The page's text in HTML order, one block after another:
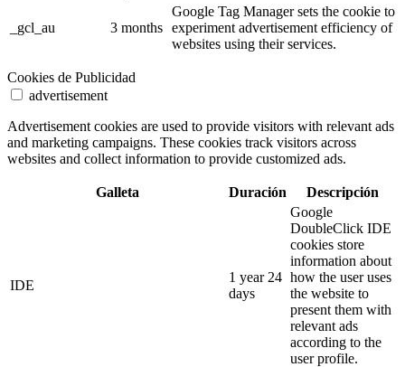
_gcl_au 3 months
Google Tag Manager sets the cookie to
experiment advertisement efficiency of
websites using their services.
Cookies de Publicidad
advertisement
Advertisement cookies are used to provide visitors with relevant ads
and marketing campaigns. These cookies track visitors across
websites and collect information to provide customized ads.
Galleta Duración Descripción
IDE
1 year 24
days
Google
DoubleClick IDE
cookies store
information about
how the user uses
the website to
present them with
relevant ads
according to the
user profile.